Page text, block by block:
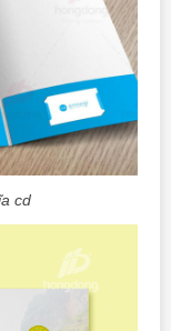
cd